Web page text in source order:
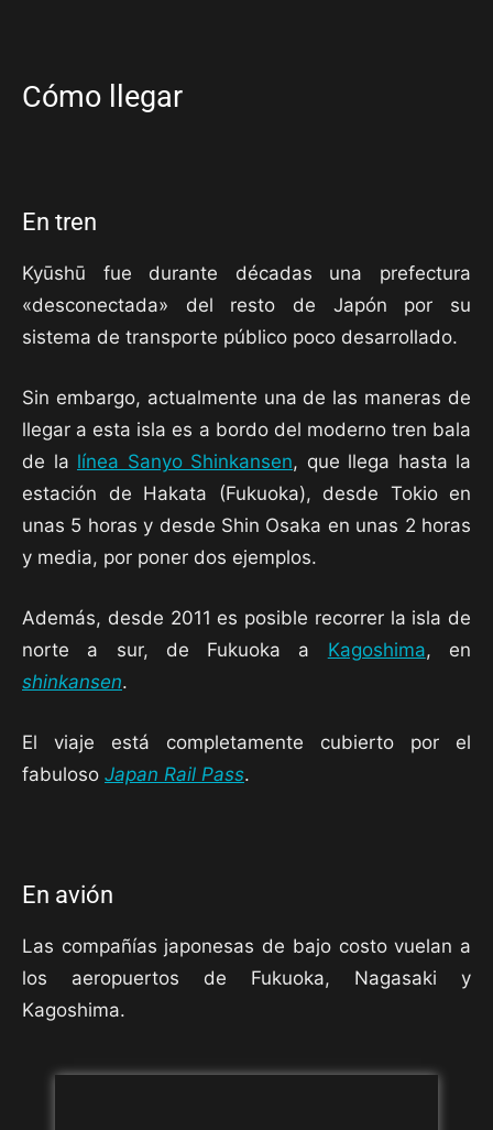
Cómo llegar
En tren
Kyūshū fue durante décadas una prefectura
«desconectada» del resto de Japón por su
sistema de transporte público poco desarrollado.
Sin embargo, actualmente una de las maneras de
llegar a esta isla es a bordo del moderno tren bala
de la línea Sanyo Shinkansen, que llega hasta la
estación de Hakata (Fukuoka), desde Tokio en
unas 5 horas y desde Shin Osaka en unas 2 horas
y media, por poner dos ejemplos.
Además, desde 2011 es posible recorrer la isla de
norte a sur, de Fukuoka a Kagoshima, en
shinkansen.
El viaje está completamente cubierto por el
fabuloso Japan Rail Pass.
En avión
Las compañías japonesas de bajo costo vuelan a
los aeropuertos de Fukuoka, Nagasaki y
Kagoshima.